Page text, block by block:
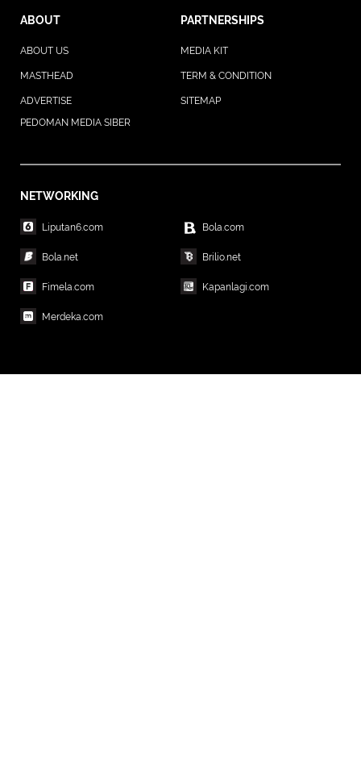
ABOUT PARTNERSHIPS
ABOUT US MEDIA KIT
MASTHEAD TERM & CONDITION
ADVERTISE
SITEMAP
PEDOMAN MEDIA SIBER
NETWORKING
Liputan6.com Bola.com
Bola.net Brilio.net
Fimela.com Kapanlagi.com
Merdeka.com